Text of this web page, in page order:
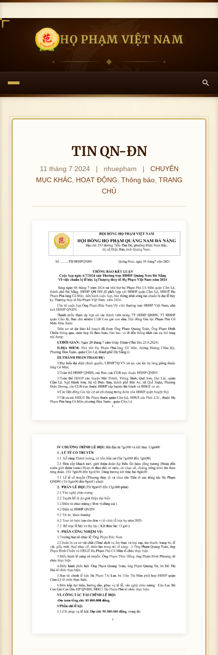
HỌ PHẠM VIỆT NAM
TIN QN-ĐN
11 tháng 7 2024 | nhuepham |
CHUYÊN
MỤC KHÁC, HOẠT ĐỘNG Thông báo, TRANG
CHỦ